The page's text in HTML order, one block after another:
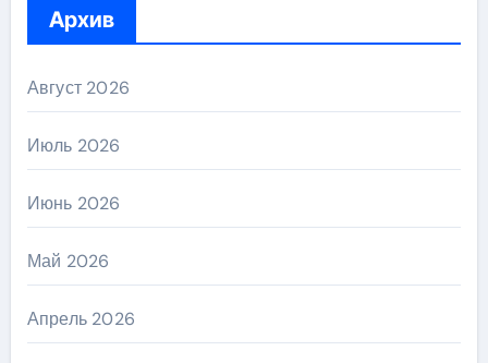
Архив
Август 2026
Июль 2026
Июнь 2026
Май 2026
Апрель 2026